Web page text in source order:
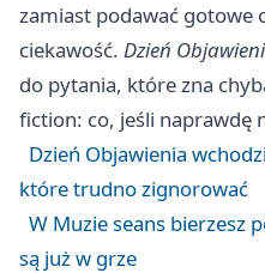
zamiast podawać gotowe
ciekawość. Dzień
do pytania, które zna
fiction: co, jeśli naprawdę
Dzień Objawienia
które trudno zignorować
W Muzie seans bierzesz
są już w grze